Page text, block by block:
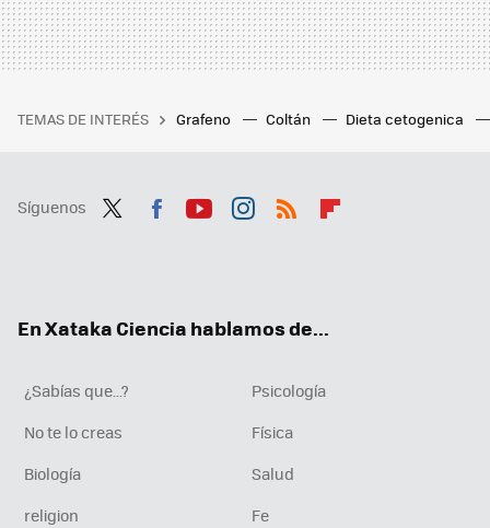
TEMAS DE INTERÉS Grafeno Coltán Dieta cetogenica
Síguenos
En Xataka Ciencia hablamos de...
¿Sabías que...?
Psicología
No te lo creas
Física
Biología
Salud
religion
Fe